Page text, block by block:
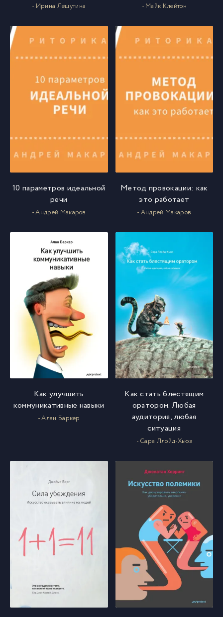
- Ирина Лешутина - Майк Клейтон
10 параметров идеальной
речи
- Андрей Макаров
Метод провокации: как
это работает
- Андрей Макаров
Как улучшить
коммуникативные навыки
- Алан Баркер
Как стать блестящим
оратором. Любая
аудитория, любая
ситуация
- Сара Ллойд-Хьюз